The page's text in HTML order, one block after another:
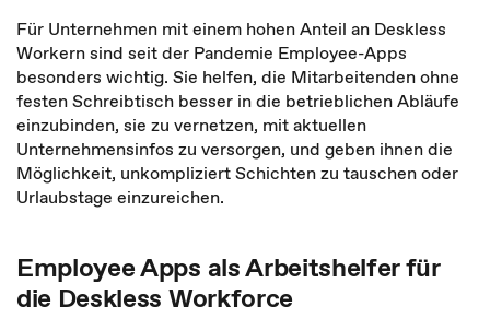
Für Unternehmen mit einem hohen Anteil an Deskless
Workern sind seit der Pandemie Employee-Apps
besonders wichtig. Sie helfen, die Mitarbeitenden ohne
festen Schreibtisch besser in die betrieblichen Abläufe
einzubinden, sie zu vernetzen, mit aktuellen
Unternehmensinfos zu versorgen, und geben ihnen die
Möglichkeit, unkompliziert Schichten zu tauschen oder
Urlaubstage einzureichen.
Employee Apps als Arbeitshelfer für
die Deskless Workforce